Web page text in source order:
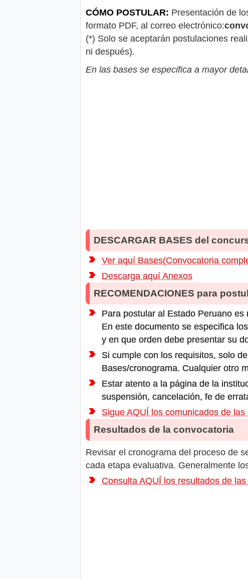
CÓMO POSTULAR: Presentación de
formato PDF, al correo electrónico:
(*) Solo se aceptarán postulaciones
ni después).
En las bases se especifica a mayor
DESCARGAR BASES del
Ver aquí Bases(Convocatoria
Descarga aquí Anexos
RECOMENDACIONES para
Para postular al Estado Peruano
En este documento se especifica
y en que orden debe presentar su
Si cumple con los requisitos, solo
Bases/cronograma. Cualquier otro
Estar atento a la página de la
suspensión, cancelación, fe de
Sigue AQUÍ los comunicados de
Resultados de la convocatoria
Revisar el cronograma del proceso de
cada etapa evaluativa. Generalmente
Consulta AQUÍ los resultados de